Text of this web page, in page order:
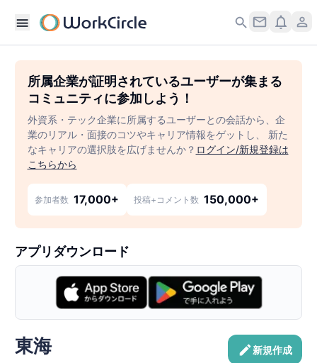
所属企業が証明されているユーザーが集まる
コミュニティに参加しよう！
外資系・テック企業に所属するユーザーとの会話から、企
業のリアル・面接のコツやキャリア情報をゲットし、 新た
なキャリアの選択肢を広げませんか？ ログイン/新規登録は
こちらから
参加者数 17,000+ 投稿+コメント数 150,000+
アプリダウンロード
東海 新規作成